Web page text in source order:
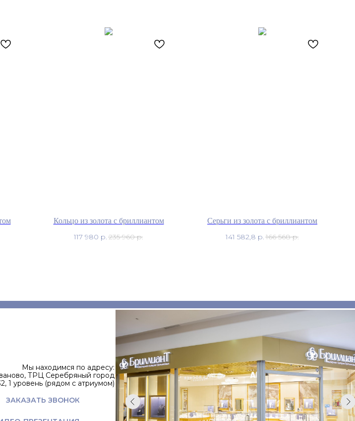
Кольцо из золота с бриллиантом
117 980 р. 235 960 р.
Серьги из золота с бриллиантом
141 582,8 р. 166 568 р.
Мы находимся по адресу:
ТРЦ Серебряный город
1 уровень (рядом с атриумом)
ЗАКАЗАТЬ ЗВОНОК